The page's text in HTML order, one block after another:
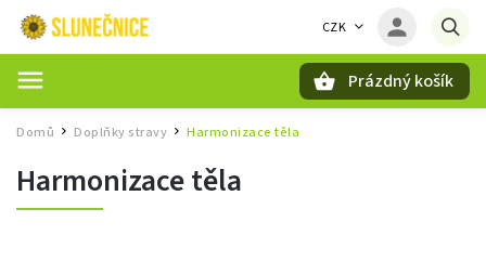
CZK
Prázdný košík
Domů / Doplňky stravy / Harmonizace těla
Harmonizace těla